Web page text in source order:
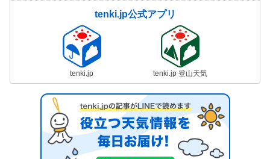
tenki.jp公式アプリ
tenki.jp tenki.jp 登山天気